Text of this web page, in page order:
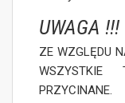
UWAGA !!!
ZE WZGLĘDU
PRZYCINANE.